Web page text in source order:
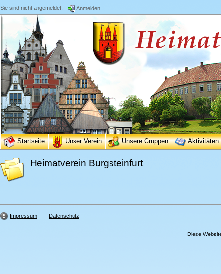
Sie sind nicht angemeldet. Anmelden
Startseite Unser Verein Unsere Gruppen Aktivitäten
Heimatverein Burgsteinfurt
Impressum Datenschutz
Diese